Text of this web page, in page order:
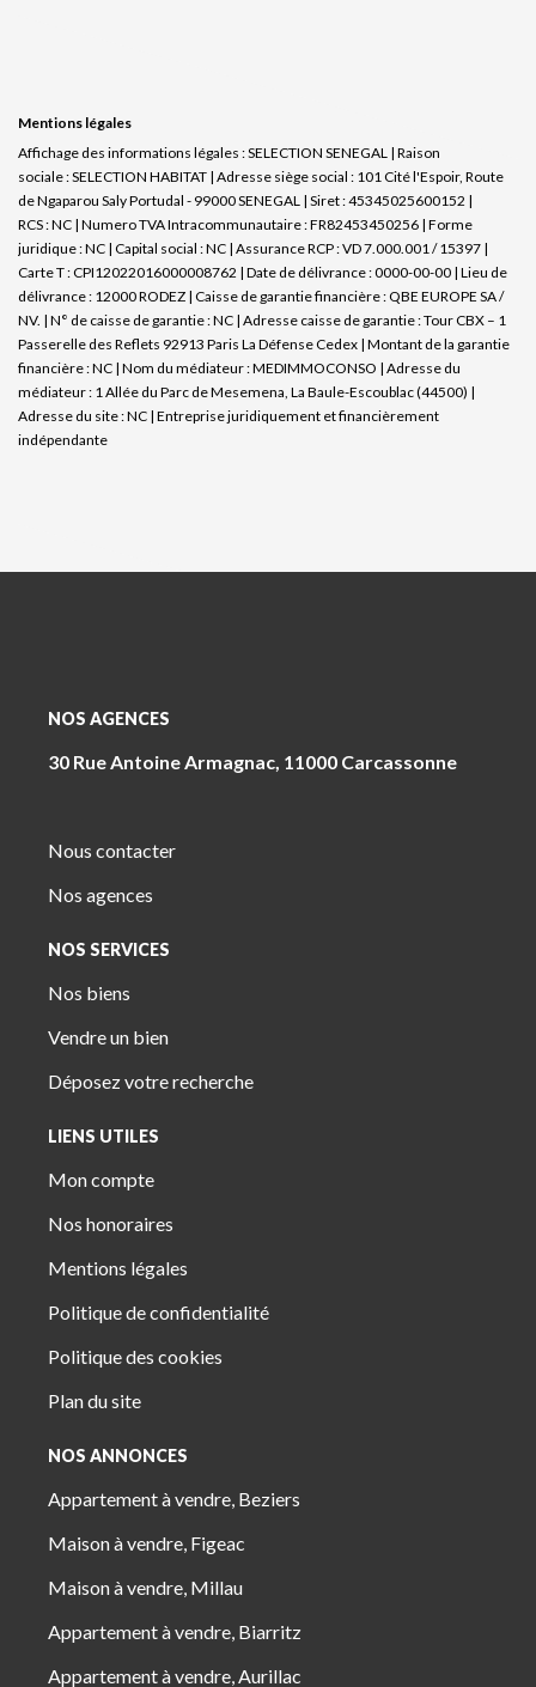
Mentions légales
Affichage des informations légales : SELECTION SENEGAL | Raison
sociale : SELECTION HABITAT | Adresse siège social : 101 Cité l'Espoir, Route
de Ngaparou Saly Portudal - 99000 SENEGAL | Siret : 45345025600152 |
RCS : NC | Numero TVA Intracommunautaire : FR82453450256 | Forme
juridique : NC | Capital social : NC | Assurance RCP : VD 7.000.001 / 15397 |
Carte T : CPI12022016000008762 | Date de délivrance : 0000-00-00 | Lieu de
délivrance : 12000 RODEZ | Caisse de garantie financière : QBE EUROPE SA /
NV. | N° de caisse de garantie : NC | Adresse caisse de garantie : Tour CBX – 1
Passerelle des Reflets 92913 Paris La Défense Cedex | Montant de la garantie
financière : NC | Nom du médiateur : MEDIMMOCONSO | Adresse du
médiateur : 1 Allée du Parc de Mesemena, La Baule-Escoublac (44500) |
Adresse du site : NC | Entreprise juridiquement et financièrement
indépendante
NOS AGENCES
30 Rue Antoine Armagnac, 11000 Carcassonne
Nous contacter
Nos agences
NOS SERVICES
Nos biens
Vendre un bien
Déposez votre recherche
LIENS UTILES
Mon compte
Nos honoraires
Mentions légales
Politique de confidentialité
Politique des cookies
Plan du site
NOS ANNONCES
Appartement à vendre, Beziers
Maison à vendre, Figeac
Maison à vendre, Millau
Appartement à vendre, Biarritz
Appartement à vendre, Aurillac